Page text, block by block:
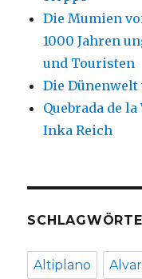
Die Mumien
1000 Jahren
und Touristen
Die Dünenwelt
Quebrada de
Inka Reich
Altiplano